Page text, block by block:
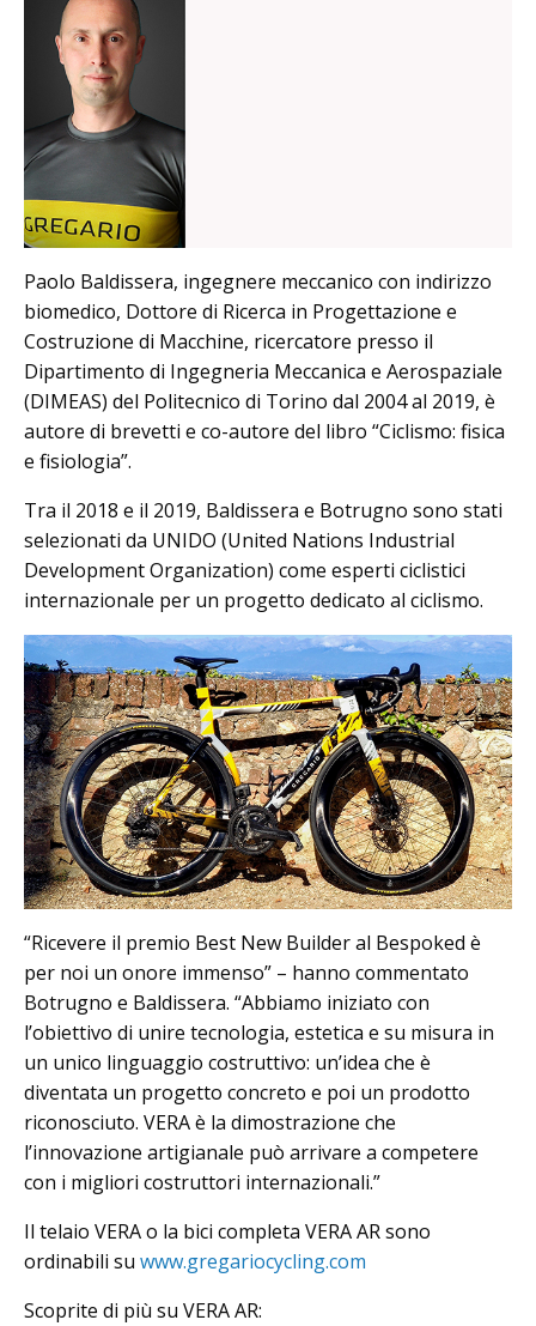
Paolo Baldissera, ingegnere meccanico con indirizzo
biomedico, Dottore di Ricerca in Progettazione e
Costruzione di Macchine, ricercatore presso il
Dipartimento di Ingegneria Meccanica e Aerospaziale
(DIMEAS) del Politecnico di Torino dal 2004 al 2019, è
autore di brevetti e co-autore del libro “Ciclismo: fisica
e fisiologia”.
Tra il 2018 e il 2019, Baldissera e Botrugno sono stati
selezionati da UNIDO (United Nations Industrial
Development Organization) come esperti ciclistici
internazionale per un progetto dedicato al ciclismo.
“Ricevere il premio Best New Builder al Bespoked è
per noi un onore immenso” – hanno commentato
Botrugno e Baldissera. “Abbiamo iniziato con
l’obiettivo di unire tecnologia, estetica e su misura in
un unico linguaggio costruttivo: un’idea che è
diventata un progetto concreto e poi un prodotto
riconosciuto. VERA è la dimostrazione che
l’innovazione artigianale può arrivare a competere
con i migliori costruttori internazionali.”
Il telaio VERA o la bici completa VERA AR sono
ordinabili su www.gregariocycling.com
Scoprite di più su VERA AR: